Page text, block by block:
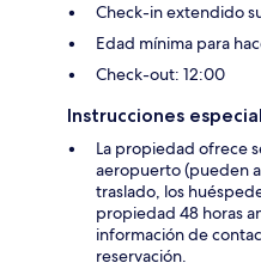
Check-in extendido
Edad mínima para
Check-out: 12:00
Instrucciones
La propiedad ofrece
aeropuerto (pueden
traslado, los
propiedad 48 horas
información de
reservación.